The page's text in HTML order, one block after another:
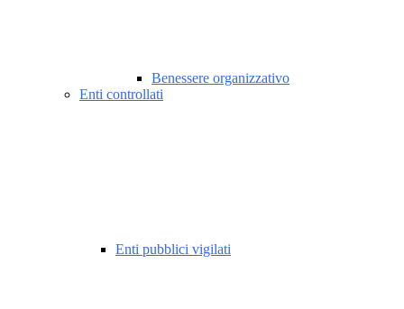
Benessere organizzativo
Enti controllati
Enti pubblici vigilati